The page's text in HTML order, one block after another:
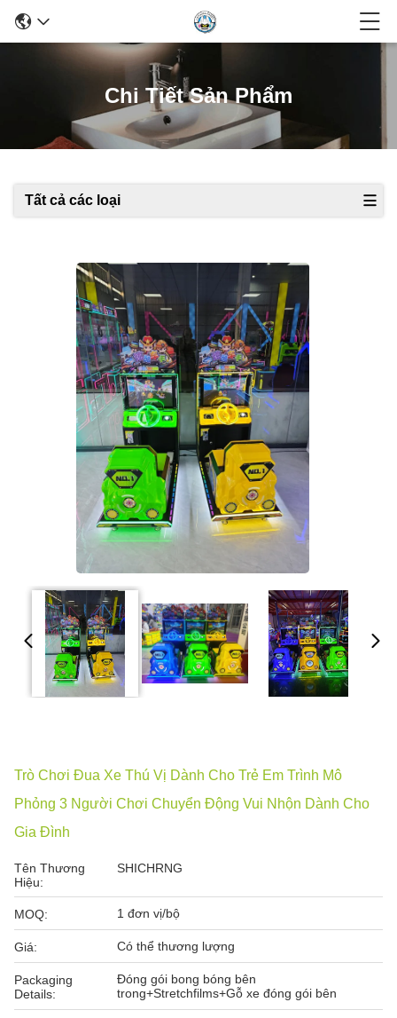
Chi Tiết Sản Phẩm
Tất cả các loại
Trò Chơi Đua Xe Thú Vị Dành Cho Trẻ Em Trình Mô
Phỏng 3 Người Chơi Chuyển Động Vui Nhộn Dành Cho
Gia Đình
Tên Thương
Hiệu:
SHICHRNG
MOQ: 1 đơn vị/bộ
Giá: Có thể thương lượng
Packaging
Details:
Đóng gói bong bóng bên
trong+Stretchfilms+Gỗ xe đóng gói bên